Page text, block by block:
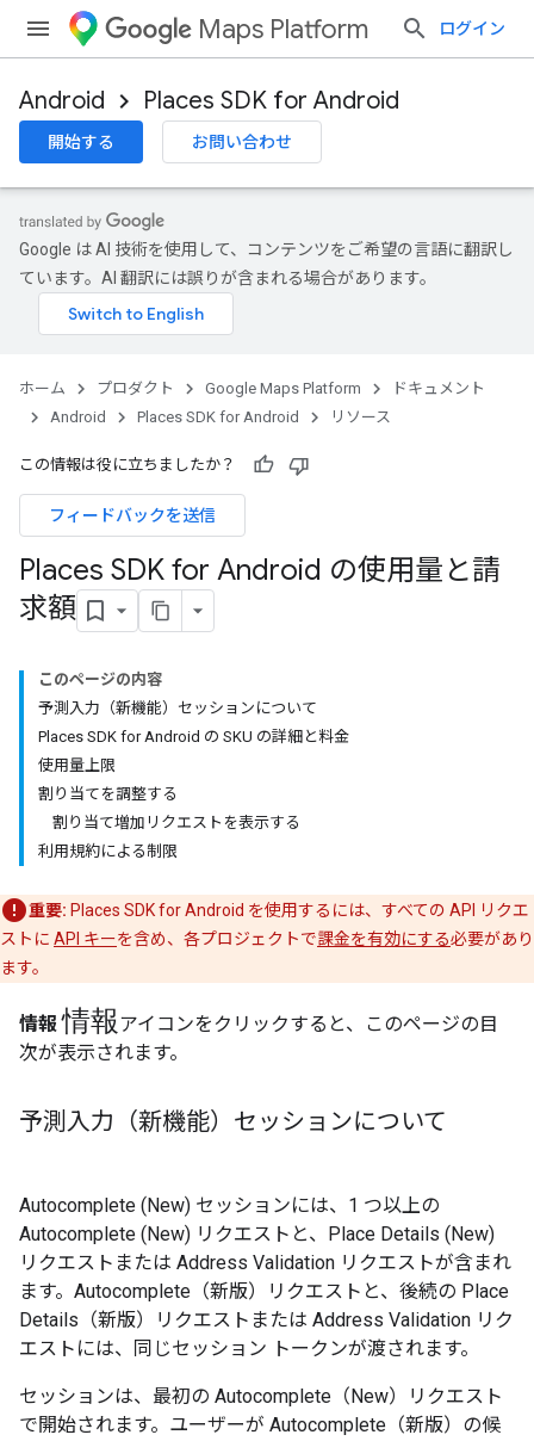
Maps Platform ログイン
Android Places SDK for Android
開始する お問い合わせ
Google は AI 技術を使用して、コンテンツをご希望の言語に翻訳し
ています。AI 翻訳には誤りが含まれる場合があります。
ホーム プロダクト Google Maps Platform
ドキュメント
Android
Places SDK for Android リソース
この情報は役に立ちましたか？
フィードバックを送信
Places SDK for Android の使用量と請
求額
このページの内容
予測入力（新機能）セッションについて
Places SDK for Android の SKU の詳細と料金
使用量上限
割り当てを調整する
割り当て増加リクエストを表示する
利用規約による制限
重要: Places SDK for Android を使用するには、すべての API リクエ
ストに API キーを含め、各プロジェクトで課金を有効にする必要があり
ます。
情報 情報 アイコンをクリックすると、このページの目
次が表示されます。
予測入力（新機能）セッションについて
Autocomplete (New) セッションには、1 つ以上の
Autocomplete (New) リクエストと、Place Details (New)
リクエストまたは Address Validation リクエストが含まれ
ます。Autocomplete（新版）リクエストと、後続の Place
Details（新版）リクエストまたは Address Validation リク
エストには、同じセッション トークンが渡されます。
セッションは、最初の Autocomplete（New）リクエスト
で開始されます。ユーザーが Autocomplete（新版）の候